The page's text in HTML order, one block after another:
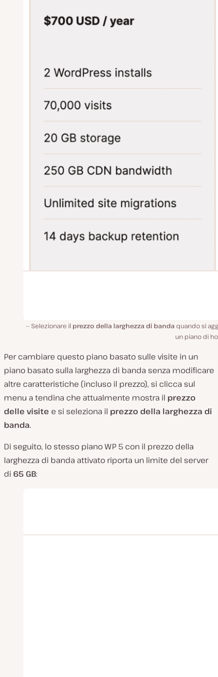
Selezionare il prezzo della larghezza di banda quando si
un piano di
Per cambiare questo piano basato sulle visite in un
piano basato sulla larghezza di banda senza modificare
altre caratteristiche (incluso il prezzo), si clicca sul
menu a tendina che attualmente mostra il prezzo
delle visite e si seleziona il prezzo della larghezza di
banda.
Di seguito, lo stesso piano WP 5 con il prezzo della
larghezza di banda attivato riporta un limite del server
di 65 GB: